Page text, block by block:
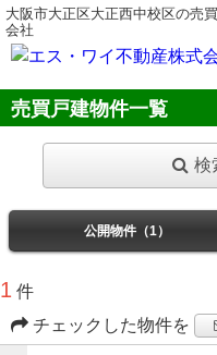
大阪市大正区大正西中校区の売
会社
売買戸建物件一覧
検
公開物件（1）
1 件
チェックした物件を